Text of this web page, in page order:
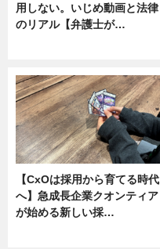
用しない。いじめ動画と法律
のリアル【弁護士が…
【CxOは採用から育てる時代
へ】急成長企業クオンティア
が始める新しい採…